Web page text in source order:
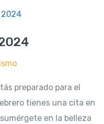
preparado para el
tienes una cita en
en la belleza